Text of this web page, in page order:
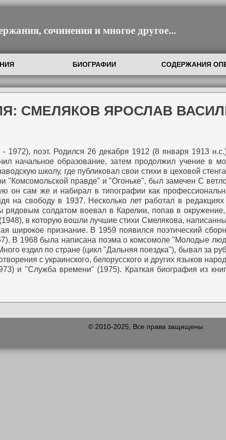
сочинения и многое другое...
БИОГРАФИИ СОДЕРЖАНИЯ
СМЕЛЯКОВ ЯРОСЛАВ
1972), поэт. Родился 26 декабря 1912 (8 января 1913
начальное образование, затем продолжил учение в
школу, где публиковал свои стихи в цеховой
"Комсомольской правде" и "Огоньке", был замечен С
он сам же и набирал в типографии как
на свободу в 1937. Несколько лет работал в
солдатом воевал в Карелии, попав в
в которую вошли лучшие стихи Смелякова,
широкое признание. В 1959 появился поэтический
В 1968 была написана поэма о комсомоле "Молодые
ездил по стране (цикл "Дальняя поездка"), бывал за
с украинского, белорусского и других языков
и "Служба времени" (1975). Краткая биография из
© 2010-2025, Все права защищены